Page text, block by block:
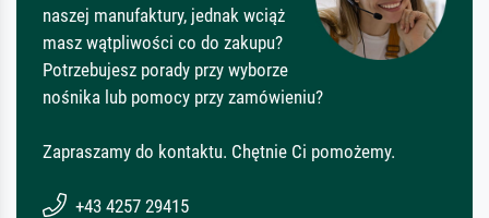
naszej manufaktury, jednak wciąż
masz wątpliwości co do zakupu?
Potrzebujesz porady przy wyborze
nośnika lub pomocy przy zamówieniu?
Zapraszamy do kontaktu. Chętnie Ci pomożemy.
+43 4257 29415